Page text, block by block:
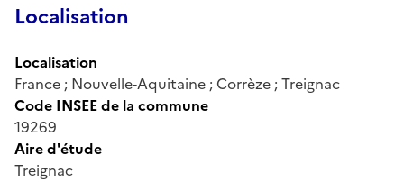
Localisation
Localisation
France ; Nouvelle-Aquitaine ; Corrèze ; Treignac
Code INSEE de la commune
19269
Aire d'étude
Treignac